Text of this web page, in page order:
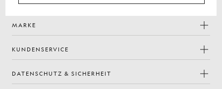
MARKE
KUNDENSERVICE
DATENSCHUTZ & SICHERHEIT